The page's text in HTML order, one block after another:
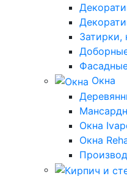
Затирки,
Окна
Окна
Окна